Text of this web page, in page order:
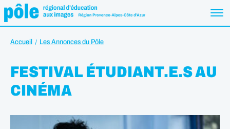
Accueil Les Annonces du Pôle
FESTIVAL ÉTUDIANT.E.S AU
CINÉMA